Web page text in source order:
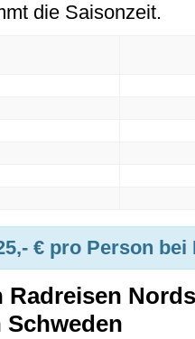
die Saisonzeit.
€ pro Person